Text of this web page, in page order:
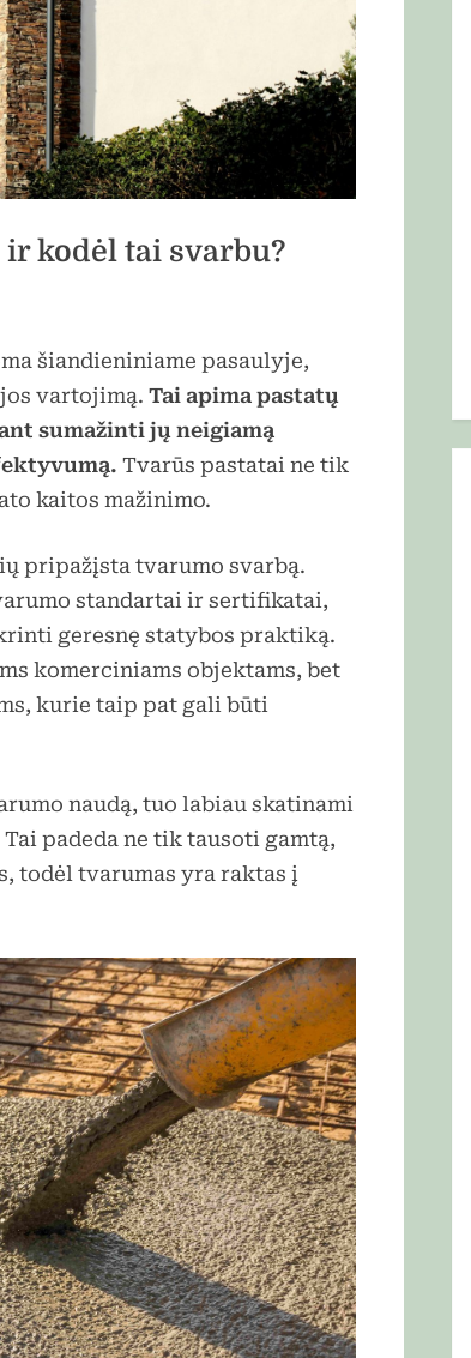
kodėl tai svarbu?
šiandieniniame pasaulyje,
vartojimą. Tai apima pastatų
sumažinti jų neigiamą
Tvarūs pastatai ne tik
kaitos mažinimo.
pripažįsta tvarumo svarbą.
standartai ir sertifikatai,
geresnę statybos praktiką.
komerciniams objektams, bet
kurie taip pat gali būti
naudą, tuo labiau skatinami
padeda ne tik tausoti gamtą,
todėl tvarumas yra raktas į